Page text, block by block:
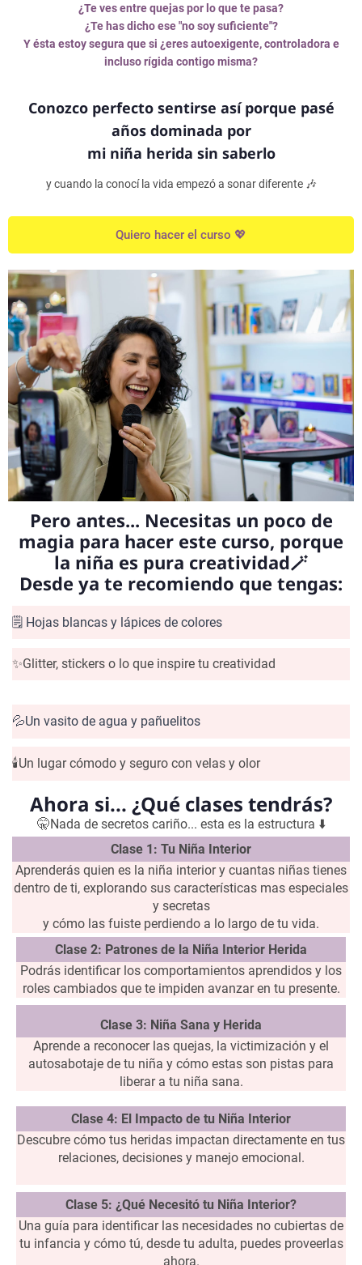
¿Te ves entre quejas por lo que te pasa?
¿Te has dicho ese "no soy suficiente"?
Y ésta estoy segura que si ¿eres autoexigente, controladora e
incluso rígida contigo misma?
Conozco perfecto sentirse así porque pasé
años dominada por
mi niña herida sin saberlo
y cuando la conocí la vida empezó a sonar diferente 🎶
Quiero hacer el curso 💖
Pero antes... Necesitas un poco de
magia para hacer este curso, porque
la niña es pura creatividad🪄
Desde ya te recomiendo que tengas:
🗒️ Hojas blancas y lápices de colores
✨Glitter, stickers o lo que inspire tu creatividad
💦Un vasito de agua y pañuelitos
🕯️Un lugar cómodo y seguro con velas y olor
Ahora si... ¿Qué clases tendrás?
🤫Nada de secretos cariño... esta es la estructura ⬇️
Clase 1: Tu Niña Interior
Aprenderás quien es la niña interior y cuantas niñas tienes
dentro de ti, explorando sus características mas especiales
y secretas
y cómo las fuiste perdiendo a lo largo de tu vida.
Clase 2: Patrones de la Niña Interior Herida
Podrás identificar los comportamientos aprendidos y los
roles cambiados que te impiden avanzar en tu presente.
Clase 3: Niña Sana y Herida
Aprende a reconocer las quejas, la victimización y el
autosabotaje de tu niña y cómo estas son pistas para
liberar a tu niña sana.
Clase 4: El Impacto de tu Niña Interior
Descubre cómo tus heridas impactan directamente en tus
relaciones, decisiones y manejo emocional.
Clase 5: ¿Qué Necesitó tu Niña Interior?
Una guía para identificar las necesidades no cubiertas de
tu infancia y cómo tú, desde tu adulta, puedes proveerlas
ahora.